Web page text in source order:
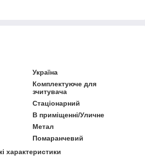
Україна
Комплектуюче для
зчитувача
Стаціонарний
В приміщенні/Уличне
Метал
Помаранчевий
характеристики